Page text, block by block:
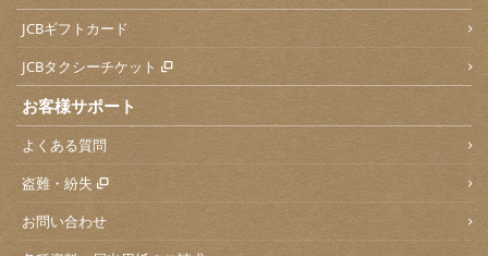
JCBギフトカード
JCBタクシーチケット
お客様サポート
よくある質問
盗難・紛失
お問い合わせ